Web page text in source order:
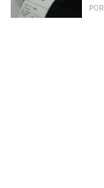
POR